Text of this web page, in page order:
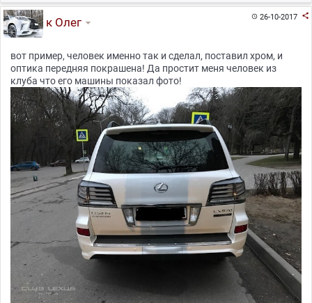
26-10-2017 
к Олег
вот пример, человек именно так и сделал, поставил хром, и
оптика передняя покрашена! Да простит меня человек из
клуба что его машины показал фото!